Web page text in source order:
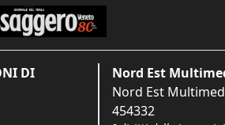
DI
Nord Est
Nord Est
454332